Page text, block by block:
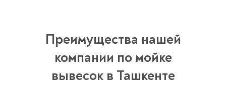
Преимущества нашей
компании по мойке
вывесок в Ташкенте